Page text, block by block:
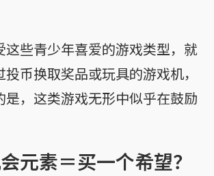
这些青少年喜爱的游戏类型，就
币换取奖品或玩具的游戏机，
是，这类游戏无形中似乎在鼓励
元素＝买一个希望？